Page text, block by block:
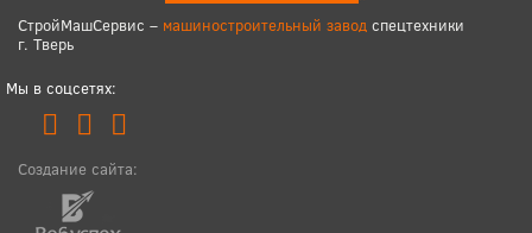
СтройМашСервис – машиностроительный завод спецтехники
г. Тверь
Мы в соцсетях:
Создание сайта: